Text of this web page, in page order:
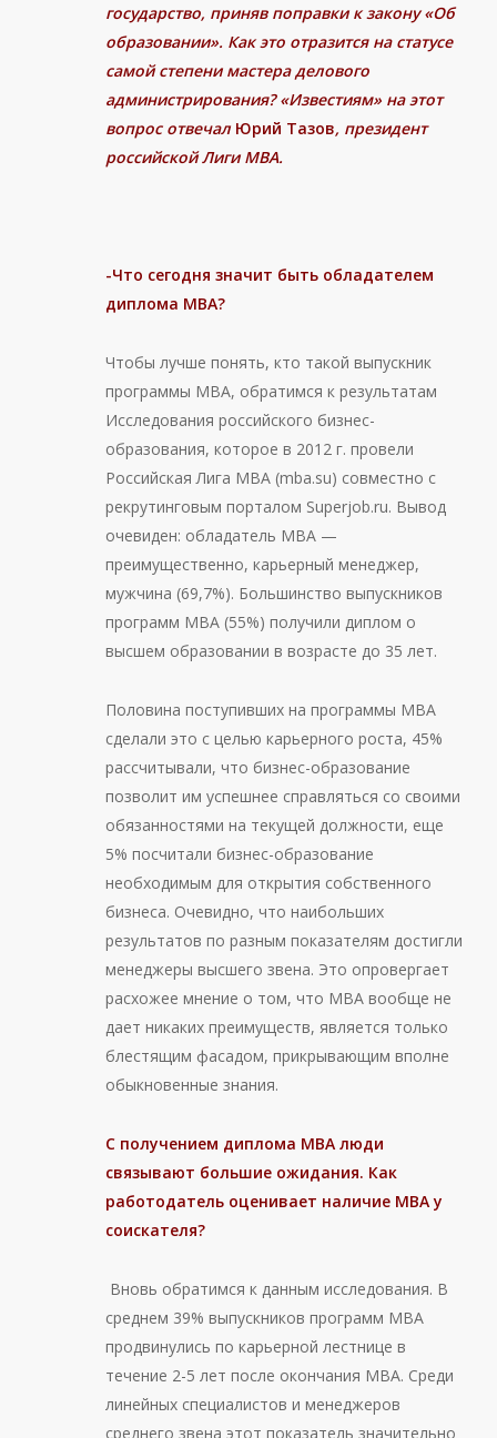
государство, приняв поправки к закону «Об
образовании». Как это отразится на статусе
самой степени мастера делового
администрирования? «Известиям» на этот
вопрос отвечал Юрий Тазов, президент
российской Лиги МВА.
-Что сегодня значит быть обладателем
диплома MBA?
Чтобы лучше понять, кто такой выпускник
программы МВА, обратимся к результатам
Исследования российского бизнес-
образования, которое в 2012 г. провели
Российская Лига MBA (mba.su) совместно с
рекрутинговым порталом Superjob.ru. Вывод
очевиден: обладатель МВА —
преимущественно, карьерный менеджер,
мужчина (69,7%). Большинство выпускников
программ MBA (55%) получили диплом о
высшем образовании в возрасте до 35 лет.
Половина поступивших на программы MBA
сделали это с целью карьерного роста, 45%
рассчитывали, что бизнес-образование
позволит им успешнее справляться со своими
обязанностями на текущей должности, еще
5% посчитали бизнес-образование
необходимым для открытия собственного
бизнеса. Очевидно, что наибольших
результатов по разным показателям достигли
менеджеры высшего звена. Это опровергает
расхожее мнение о том, что MBA вообще не
дает никаких преимуществ, является только
блестящим фасадом, прикрывающим вполне
обыкновенные знания.
С получением диплома MBA люди
связывают большие ожидания. Как
работодатель оценивает наличие MBAу
соискателя?
Вновь обратимся к данным исследования. В
среднем 39% выпускников программ MBA
продвинулись по карьерной лестнице в
течение 2-5 лет после окончания МВА. Среди
линейных специалистов и менеджеров
среднего звена этот показатель значительно